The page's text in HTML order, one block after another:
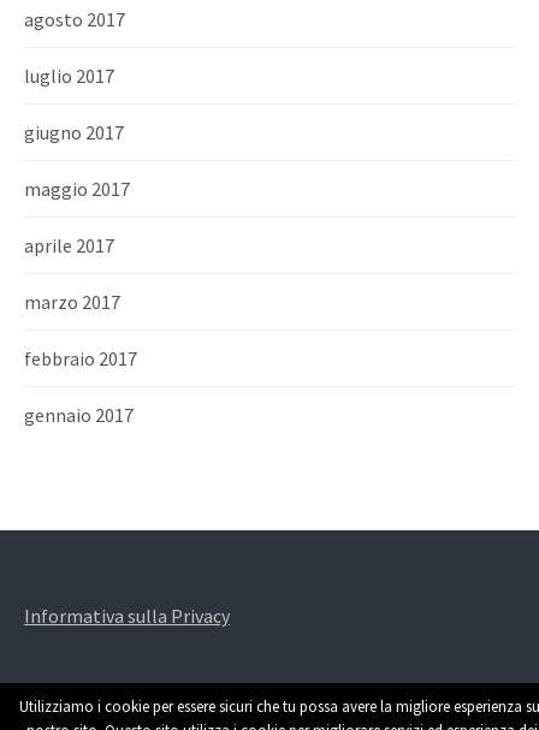
agosto 2017
luglio 2017
giugno 2017
maggio 2017
aprile 2017
marzo 2017
febbraio 2017
gennaio 2017
Informativa sulla Privacy
Utilizziamo i cookie per essere sicuri che tu possa avere la migliore esperienza